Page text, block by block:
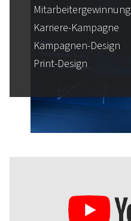
Mitarbeitergewinnung
Karriere-Kampagne
Kampagnen-Design
Print-Design